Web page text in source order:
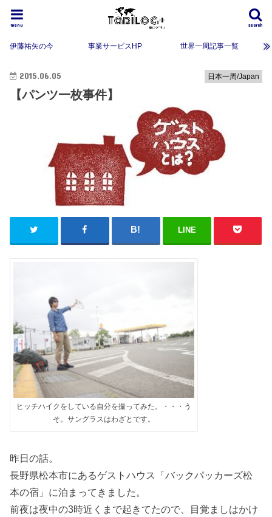
search
menu
伊藤祐矢の今 事業サービスHP 世界一周記事一覧
日本一周/Japan
2015.06.05
【パンツ一枚事件】
LINE
ヒッチハイクをしている自分を撮ってみた。・・・う
そ。サングラスはわざとです。
昨日の話。
長野県松本市にあるゲストハウス「バックパッカーズ松
本の宿」に泊まってきました。
前夜は夜中の3時近くまで起きてたので、目覚ましはかけ